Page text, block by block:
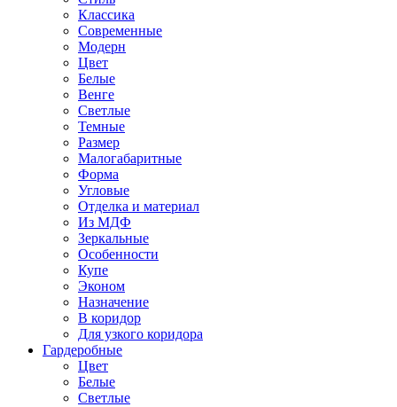
Классика
Современные
Модерн
Цвет
Белые
Венге
Светлые
Темные
Размер
Малогабаритные
Форма
Угловые
Отделка и материал
Из МДФ
Зеркальные
Особенности
Купе
Эконом
Назначение
В коридор
Для узкого коридора
Гардеробные
Цвет
Белые
Светлые